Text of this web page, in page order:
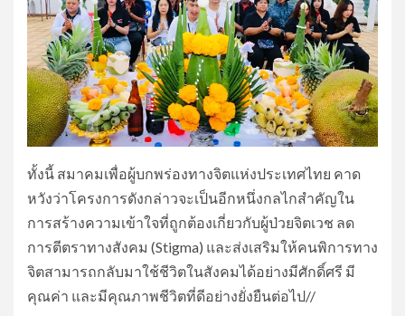
ทั้งนี้ สมาคมเพื่อผู้บกพร่องทางจิตแห่งประเทศไทย คาด
หวังว่าโครงการดังกล่าวจะเป็นอีกหนึ่งกลไกสำคัญใน
การสร้างความเข้าใจที่ถูกต้องเกี่ยวกับผู้ป่วยจิตเวช ลด
การตีตราทางสังคม (Stigma) และส่งเสริมให้คนพิการทาง
จิตสามารถกลับมาใช้ชีวิตในสังคมได้อย่างมีศักดิ์ศรี มี
คุณค่า และมีคุณภาพชีวิตที่ดีอย่างยั่งยืนต่อไป//